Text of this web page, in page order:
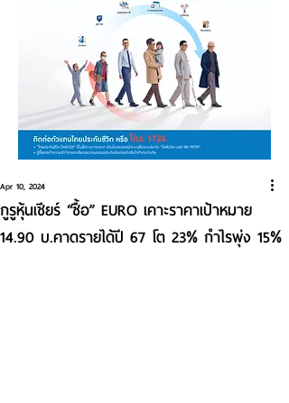
กูรูหุ้นเชียร์ “ซื้อ” EURO เคาะราคาเป้าหมาย
14.90 บ.คาดรายได้ปี 67 โต 23% กำไรพุ่ง 15%
Apr 10, 2024